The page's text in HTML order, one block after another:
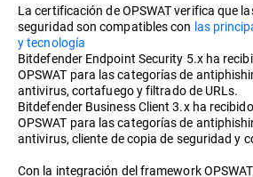
La certificación de OPSWAT verifica que
seguridad son compatibles con las
y tecnología
Bitdefender Endpoint Security 5.x ha
OPSWAT para las categorías de
antivirus, cortafuego y filtrado de URLs.
Bitdefender Business Client 3.x ha
OPSWAT para las categorías de
antivirus, cliente de copia de seguridad y
Con la integración del framework